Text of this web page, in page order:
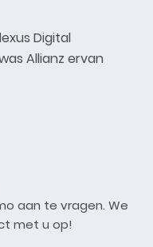
Digital
Allianz ervan
aan te vragen. We
met u op!